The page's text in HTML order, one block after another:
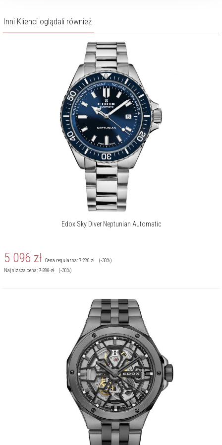
Inni Klienci oglądali również
Edox Sky Diver Neptunian Automatic
5 096 zł Cena regularna:7 280zł
(-30%)
Najniższa cena:7 280zł (-30%)